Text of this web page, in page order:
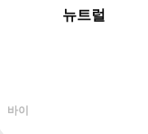
뉴트럴
바이